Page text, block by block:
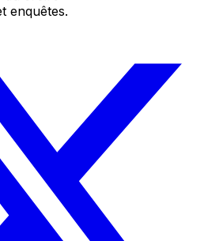
enquêtes.